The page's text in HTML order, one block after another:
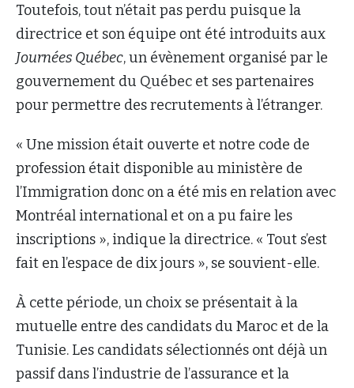
Toutefois, tout n’était pas perdu puisque la
directrice et son équipe ont été introduits aux
Journées Québec, un évènement organisé par le
gouvernement du Québec et ses partenaires
pour permettre des recrutements à l’étranger.
« Une mission était ouverte et notre code de
profession était disponible au ministère de
l’Immigration donc on a été mis en relation avec
Montréal international et on a pu faire les
inscriptions », indique la directrice. « Tout s’est
fait en l’espace de dix jours », se souvient-elle.
À cette période, un choix se présentait à la
mutuelle entre des candidats du Maroc et de la
Tunisie. Les candidats sélectionnés ont déjà un
passif dans l’industrie de l’assurance et la